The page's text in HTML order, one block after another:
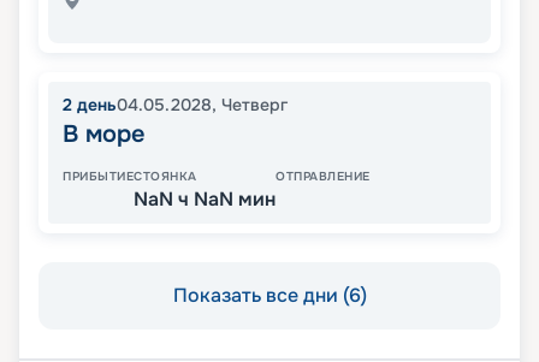
2 день04.05.2028, Четверг
В море
ПРИБЫТИЕСТОЯНКА
NaN ч NaN мин
ОТПРАВЛЕНИЕ
Показать все дни (6)